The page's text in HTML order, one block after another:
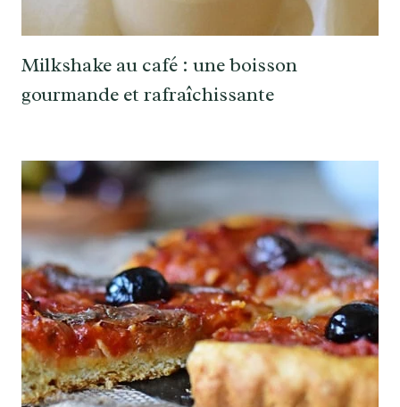
Milkshake au café : une boisson
gourmande et rafraîchissante